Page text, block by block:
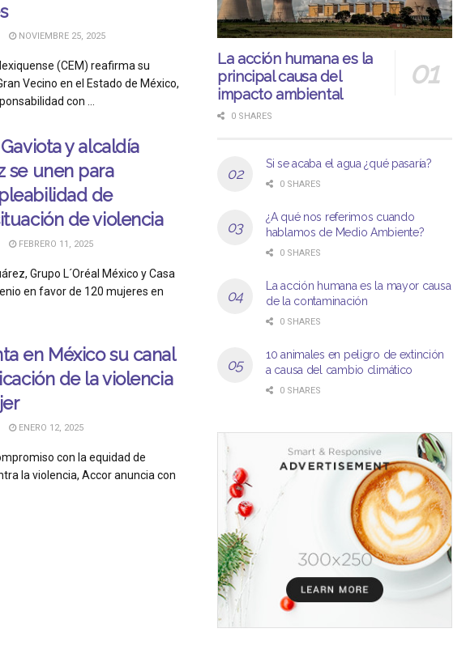
NOVIEMBRE 25, 2025
(CEM) reafirma su
Vecino en el Estado de México,
con ...
Gaviota y alcaldía
se unen para
de
de violencia
FEBRERO 11, 2025
Grupo L´Oréal México y Casa
en favor de 120 mujeres en
en México su canal
de la violencia
ENERO 12, 2025
con la equidad de
la violencia, Accor anuncia con
La acción humana es la
principal causa del
impacto ambiental
0 SHARES
Si se acaba el agua ¿qué pasaría?
0 SHARES
¿A qué nos referimos cuando
hablamos de Medio Ambiente?
0 SHARES
La acción humana es la mayor causa
de la contaminación
0 SHARES
10 animales en peligro de extinción
a causa del cambio climático
0 SHARES